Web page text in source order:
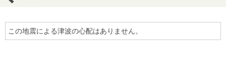
この地震による津波の心配はありません。